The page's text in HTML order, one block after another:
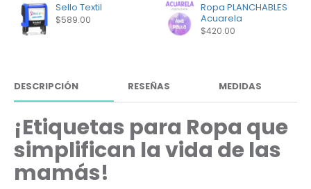
Sello Textil
$589.00
Ropa PLANCHABLES
Acuarela
$420.00
DESCRIPCIÓN RESEÑAS MEDIDAS
¡Etiquetas para Ropa que
simplifican la vida de las
mamás!